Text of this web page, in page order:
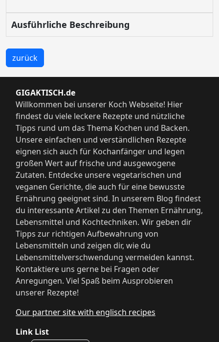
Ausführliche Beschreibung
zurück
GIGAKTISCH.de
Willkommen bei unserer Koch Webseite! Hier
findest du viele leckere Rezepte und nützliche
Tipps rund um das Thema Kochen und Backen.
Unsere einfachen und verständlichen Rezepte
eignen sich auch für Kochanfänger und legen
großen Wert auf frische und ausgewogene
Zutaten. Entdecke unsere vegetarischen und
veganen Gerichte, die auch für eine bewusste
Ernährung geeignet sind. In unserem Blog findest
du interessante Artikel zu den Themen Ernährung,
Lebensmittel und Kochtechniken. Wir geben dir
Tipps zur richtigen Aufbewahrung von
Lebensmitteln und zeigen dir, wie du
Lebensmittelverschwendung vermeiden kannst.
Kontaktiere uns gerne bei Fragen oder
Anregungen. Viel Spaß beim Ausprobieren
unserer Rezepte!
Our partner site with englisch recipes
Link List